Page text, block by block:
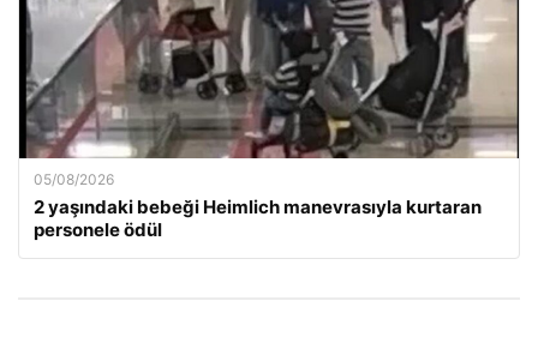
05/08/2026
2 yaşındaki bebeği Heimlich manevrasıyla kurtaran
personele ödül